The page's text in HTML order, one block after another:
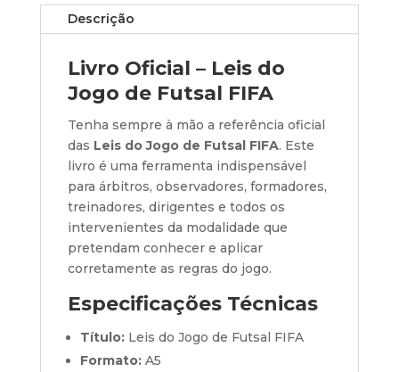
Futsal
A5
Descrição
Livro Oficial – Leis do
Jogo de Futsal FIFA
Tenha sempre à mão a referência oficial
das Leis do Jogo de Futsal FIFA. Este
livro é uma ferramenta indispensável
para árbitros, observadores, formadores,
treinadores, dirigentes e todos os
intervenientes da modalidade que
pretendam conhecer e aplicar
corretamente as regras do jogo.
Especificações Técnicas
Título:Leis do Jogo de Futsal FIFA
Formato:A5